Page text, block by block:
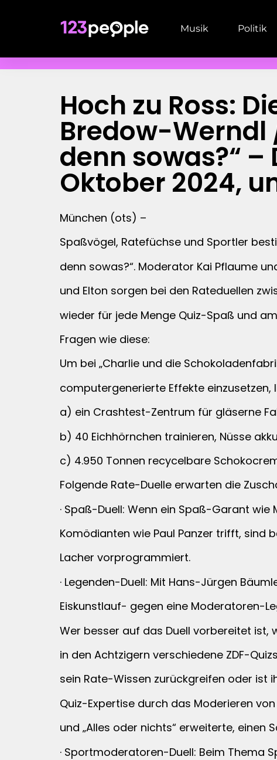
Musik Politik
Hoch zu Ross:
Bredow-Werndl
denn sowas?“ –
Oktober 2024,
München (ots) –
Spaßvögel, Ratefüchse und Sportler
denn sowas?“. Moderator Kai Pflaume
und Elton sorgen bei den Rateduellen
wieder für jede Menge Quiz-Spaß und
Fragen wie diese:
Um bei „Charlie und die
computergenerierte Effekte einzusetzen,
a) ein Crashtest-Zentrum für gläserne
b) 40 Eichhörnchen trainieren, Nüsse
c) 4.950 Tonnen recycelbare
Folgende Rate-Duelle erwarten die
· Spaß-Duell: Wenn ein Spaß-Garant wie
Komödianten wie Paul Panzer trifft, sind
Lacher vorprogrammiert.
· Legenden-Duell: Mit Hans-Jürgen
Eiskunstlauf- gegen eine Moderatoren-
Wer besser auf das Duell vorbereitet ist,
in den Achtzigern verschiedene ZDF-
sein Rate-Wissen zurückgreifen oder ist
Quiz-Expertise durch das Moderieren
und „Alles oder nichts“ erweiterte, einen
· Sportmoderatoren-Duell: Beim Thema